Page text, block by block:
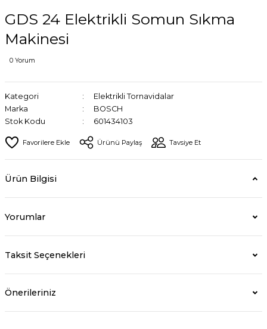
GDS 24 Elektrikli Somun Sıkma
Makinesi
0 Yorum
Kategori
Elektrikli Tornavidalar
Marka
BOSCH
Stok Kodu
601434103
Ürünü Paylaş Tavsiye Et
Ürün Bilgisi
Yorumlar
Taksit Seçenekleri
Önerileriniz